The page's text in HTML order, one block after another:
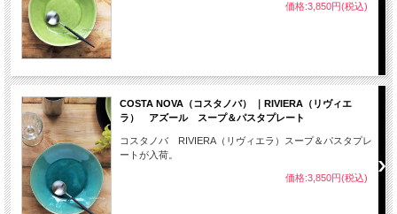
価格:3,850円(税込)
COSTA NOVA（コスタノバ） ｜RIVIERA（リヴィエ
ラ） アズール スープ＆パスタプレート
コスタノバ RIVIERA（リヴィエラ）スープ＆パスタプレ
ートが入荷。
価格:3,850円(税込)